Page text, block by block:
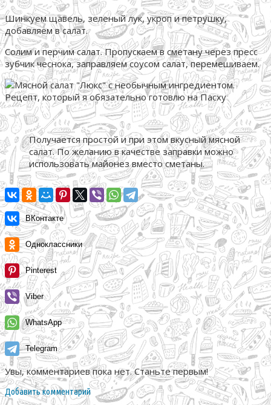
Шинкуем щавель, зеленый лук, укроп и петрушку,
добавляем в салат.
Солим и перчим салат. Пропускаем в сметану через пресс
зубчик чеснока, заправляем соусом салат, перемешиваем.
Получается простой и при этом вкусный мясной
салат. По желанию в качестве заправки можно
использовать майонез вместо сметаны.
ВКонтакте
Одноклассники
Pinterest
Viber
WhatsApp
Telegram
Увы, комментариев пока нет. Станьте первым!
Добавить комментарий